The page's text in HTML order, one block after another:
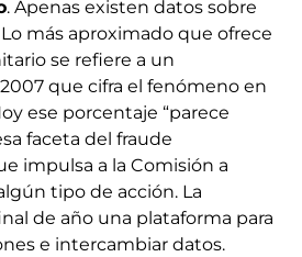
. Apenas existen datos sobre
más aproximado que ofrece
se refiere a un
que cifra el fenómeno en
ese porcentaje “parece
faceta del fraude
impulsa a la Comisión a
tipo de acción. La
de año una plataforma para
e intercambiar datos.